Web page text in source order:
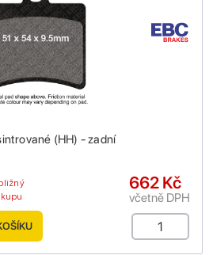
(HH) - zadní
662 Kč
včetně DPH